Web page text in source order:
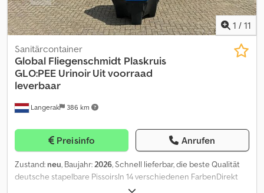
1 / 11
Langerak 386 km
Sanitärcontainer
Global Fliegenschmidt Plaskruis
GLO:PEE Urinoir Uit voorraad
leverbaar
Preisinfo Anrufen
Zustand: neu, Baujahr:2026, Schnell lieferbar, die beste Qualität
deutsche stapelbare PissoirsIn 14 verschiedenen FarbenDirekt
vom exklusiven Importeur!AusstattungFür die gleichzeitige